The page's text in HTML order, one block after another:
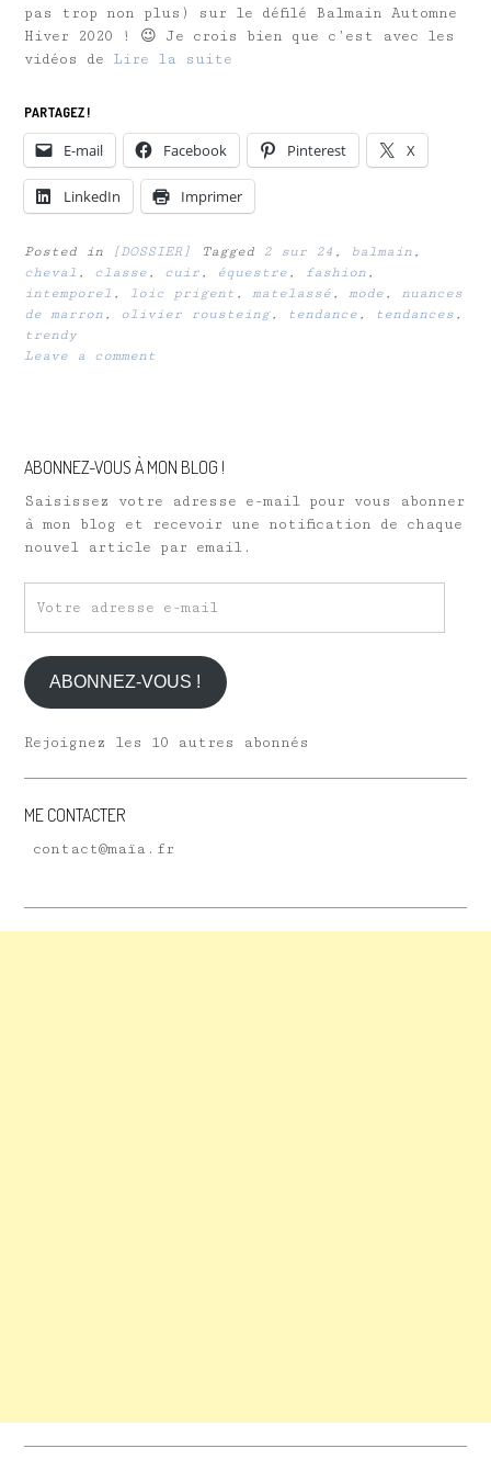
pas trop non plus) sur le défilé Balmain Automne
Hiver 2020 ! 😉 Je crois bien que c’est avec les
vidéos de Lire la suite
PARTAGEZ !
E-mail Facebook Pinterest X
LinkedIn Imprimer
Posted in [DOSSIER] Tagged 2 sur 24 , balmain ,
cheval , classe , cuir , équestre , fashion ,
intemporel , loic prigent , matelassé , mode , nuances
de marron , olivier rousteing, tendance , tendances ,
trendy
Leave a comment
ABONNEZ-VOUS À MON BLOG !
Saisissez votre adresse e-mail pour vous abonner
à mon blog et recevoir une notification de chaque
nouvel article par email.
adresse
e-
mail
ABONNEZ-VOUS !
Rejoignez les 10 autres abonnés
ME CONTACTER
contact@maïa.fr